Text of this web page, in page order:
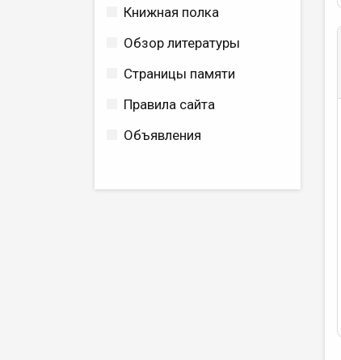
Книжная полка
Обзор литературы
Страницы памяти
Правила сайта
Объявления